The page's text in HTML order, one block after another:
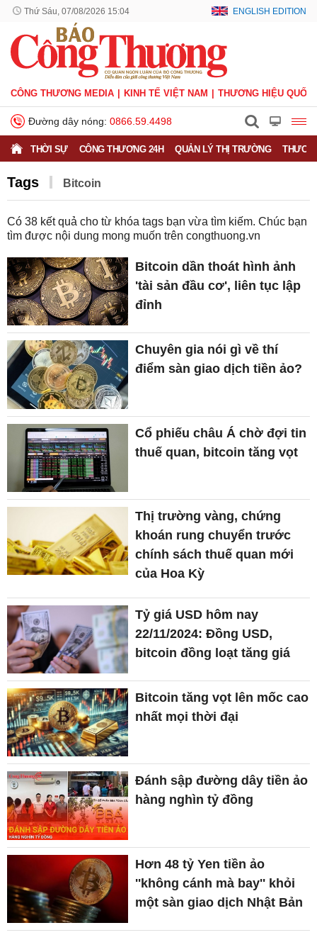
Thứ Sáu, 07/08/2026 15:04 ENGLISH EDITION
CÔNG THƯƠNG MEDIA KINH TẾ VIỆT NAM THƯƠNG HIỆU QUỐC
Đường dây nóng: 0866.59.4498
THỜI SỰ CÔNG THƯƠNG 24H QUẢN LÝ THỊ TRƯỜNG
Tags Bitcoin
Có 38 kết quả cho từ khóa tags bạn vừa tìm kiếm. Chúc bạn
tìm được nội dung mong muốn trên congthuong.vn
Bitcoin dần thoát hình ảnh
'tài sản đầu cơ', liên tục lập
đỉnh
Chuyên gia nói gì về thí
điểm sàn giao dịch tiền ảo?
Cổ phiếu châu Á chờ đợi tin
thuế quan, bitcoin tăng vọt
Thị trường vàng, chứng
khoán rung chuyển trước
chính sách thuế quan mới
của Hoa Kỳ
Tỷ giá USD hôm nay
22/11/2024: Đồng USD,
bitcoin đồng loạt tăng giá
Bitcoin tăng vọt lên mốc cao
nhất mọi thời đại
Đánh sập đường dây tiền ảo
hàng nghìn tỷ đồng
Hơn 48 tỷ Yen tiền ảo
''không cánh mà bay'' khỏi
một sàn giao dịch Nhật Bản